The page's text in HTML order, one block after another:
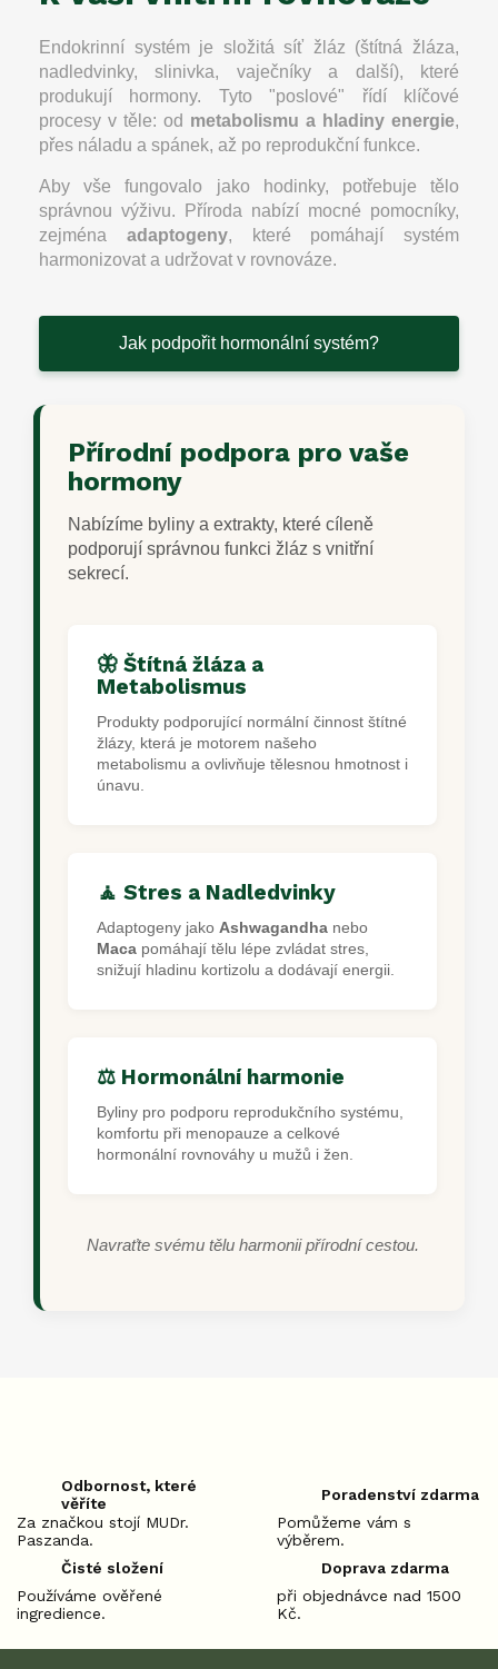
Endokrinní systém je složitá síť žláz (štítná žláza,
nadledvinky, slinivka, vaječníky a další), které
produkují hormony. Tyto "poslové" řídí klíčové
procesy v těle: od metabolismu a hladiny energie,
přes náladu a spánek, až po reprodukční funkce.
Aby vše fungovalo jako hodinky, potřebuje tělo
správnou výživu. Příroda nabízí mocné pomocníky,
zejména adaptogeny, které pomáhají systém
harmonizovat a udržovat v rovnováze.
Jak podpořit hormonální systém?
Přírodní podpora pro vaše
hormony
Nabízíme byliny a extrakty, které cíleně
podporují správnou funkci žláz s vnitřní
sekrecí.
🦋 Štítná žláza a
Metabolismus
Produkty podporující normální činnost štítné
žlázy, která je motorem našeho
metabolismu a ovlivňuje tělesnou hmotnost i
únavu.
🧘 Stres a Nadledvinky
Adaptogeny jako Ashwagandha nebo
Maca pomáhají tělu lépe zvládat stres,
snižují hladinu kortizolu a dodávají energii.
⚖️ Hormonální harmonie
Byliny pro podporu reprodukčního systému,
komfortu při menopauze a celkové
hormonální rovnováhy u mužů i žen.
Navraťte svému tělu harmonii přírodní cestou.
Odbornost, které
věříte
Za značkou stojí MUDr.
Paszanda.
Poradenství zdarma
Pomůžeme vám s
výběrem.
Čisté složení
Používáme ověřené
ingredience.
Doprava zdarma
při objednávce nad 1500
Kč.